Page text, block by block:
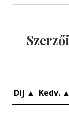
Díj ▲ Kedv. ▲